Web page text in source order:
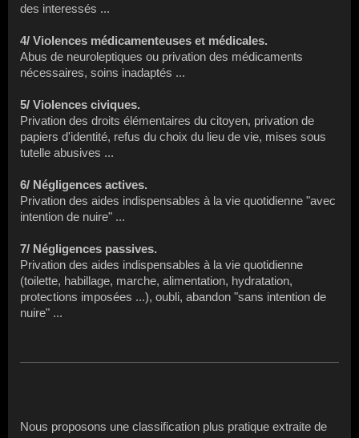
des interessés ...
4/ Violences médicamenteuses et médicales.
Abus de neuroleptiques ou privation des médicaments
nécessaires, soins inadaptés ...
5/ Violences civiques.
Privation des droits élémentaires du citoyen, privation de
papiers d'identité, refus du choix du lieu de vie, mises sous
tutelle abusives ...
6/ Négligences actives.
Privation des aides indispensables à la vie quotidienne "avec
intention de nuire" ...
7/ Négligences passives.
Privation des aides indispensables à la vie quotidienne
(toilette, habillage, marche, alimentation, hydratation,
protections imposées ...), oubli, abandon "sans intention de
nuire" ...
Nous proposons une classification plus pratique extraite de